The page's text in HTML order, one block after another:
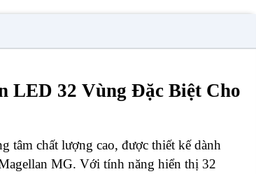
LED 32 Vùng Đặc Biệt Cho
tâm chất lượng cao, được thiết kế dành
MG. Với tính năng hiển thị 32